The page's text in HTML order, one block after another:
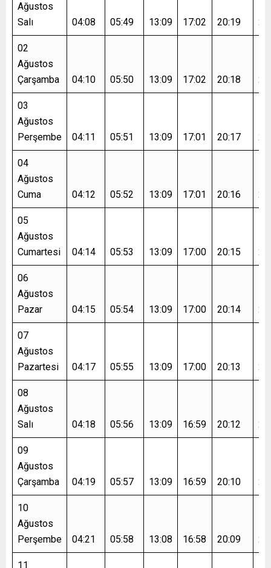
Ağustos
Salı
04:08 05:49 13:09 17:02 20:19
02
Ağustos
Çarşamba
04:10 05:50 13:09 17:02 20:18
03
Ağustos
Perşembe
04:11 05:51 13:09 17:01 20:17
04
Ağustos
Cuma
04:12 05:52 13:09 17:01 20:16
05
Ağustos
Cumartesi
04:14 05:53 13:09 17:00 20:15
06
Ağustos
Pazar
04:15 05:54 13:09 17:00 20:14
07
Ağustos
Pazartesi
04:17 05:55 13:09 17:00 20:13
08
Ağustos
Salı
04:18 05:56 13:09 16:59 20:12
09
Ağustos
Çarşamba
04:19 05:57 13:09 16:59 20:10
10
Ağustos
Perşembe
04:21 05:58 13:08 16:58 20:09
11